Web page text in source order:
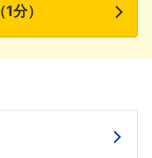
分）